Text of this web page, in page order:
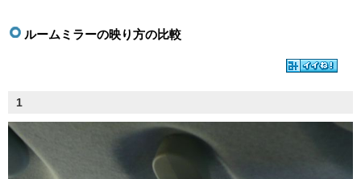
ルームミラーの映り方の比較
1